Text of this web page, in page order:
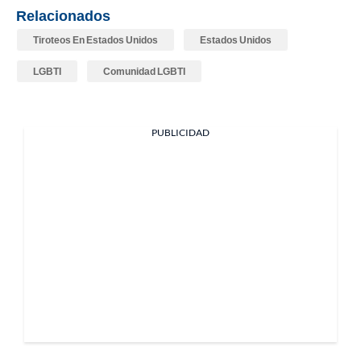
Relacionados
Tiroteos En Estados Unidos Estados Unidos
LGBTI Comunidad LGBTI
PUBLICIDAD